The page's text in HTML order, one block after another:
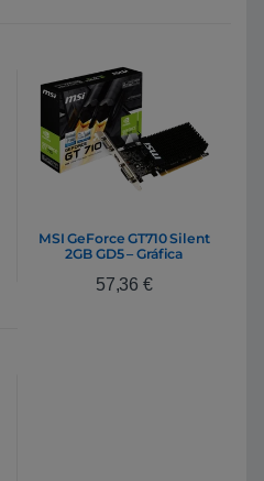
MSI GeForce GT710 Silent
2GB GD5 – Gráfica
57,36 €